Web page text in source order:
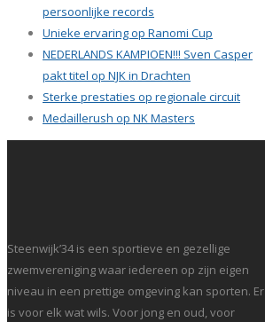
persoonlijke records
Unieke ervaring op Ranomi Cup
NEDERLANDS KAMPIOEN!!! Sven Casper
pakt titel op NJK in Drachten
Sterke prestaties op regionale circuit
Medaillerush op NK Masters
Steenwijk’34 is een sportieve en gezellige
zwemvereniging waar iedereen op zijn eigen
niveau in een prettige omgeving kan sporten. Er
is voor elk wat wils. Voor jong en oud, voor